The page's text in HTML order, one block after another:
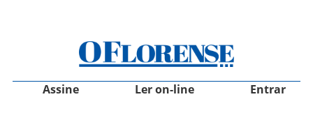
Assine Ler on-line Entrar